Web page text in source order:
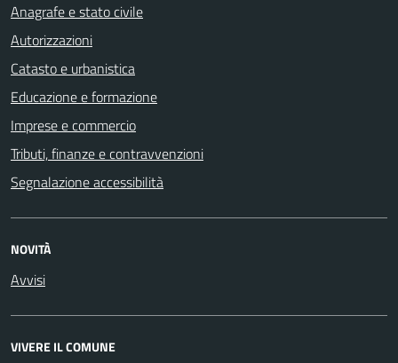
Anagrafe e stato civile
Autorizzazioni
Catasto e urbanistica
Educazione e formazione
Imprese e commercio
Tributi, finanze e contravvenzioni
Segnalazione accessibilità
NOVITÀ
Avvisi
VIVERE IL COMUNE